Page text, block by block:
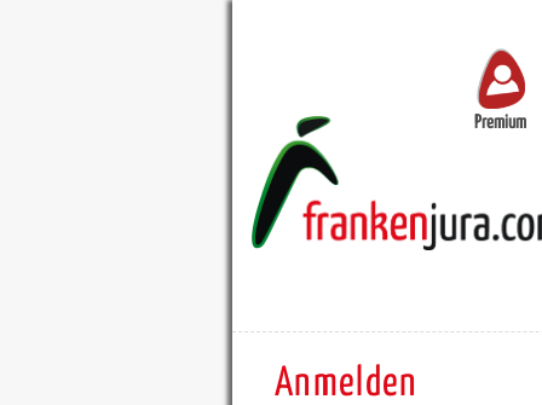
Premium
Anmelden